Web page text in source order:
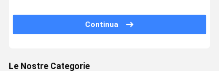
Parete divisoria in vetro per ufficio
Continua
Le Nostre Categorie